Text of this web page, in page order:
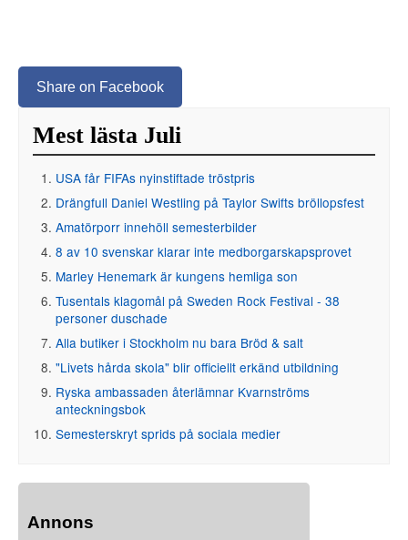
Share on Facebook
Mest lästa Juli
USA får FIFAs nyinstiftade tröstpris
Drängfull Daniel Westling på Taylor Swifts bröllopsfest
Amatörporr innehöll semesterbilder
8 av 10 svenskar klarar inte medborgarskapsprovet
Marley Henemark är kungens hemliga son
Tusentals klagomål på Sweden Rock Festival - 38
personer duschade
Alla butiker i Stockholm nu bara Bröd & salt
"Livets hårda skola" blir officiellt erkänd utbildning
Ryska ambassaden återlämnar Kvarnströms
anteckningsbok
Semesterskryt sprids på sociala medier
Annons